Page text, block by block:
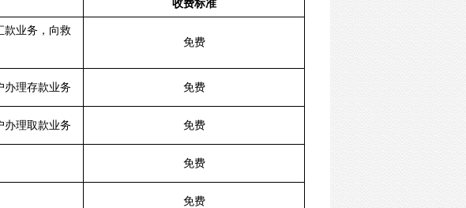
收费标准
款业务，向救
免费
办理存款业务 免费
办理取款业务 免费
免费
免费